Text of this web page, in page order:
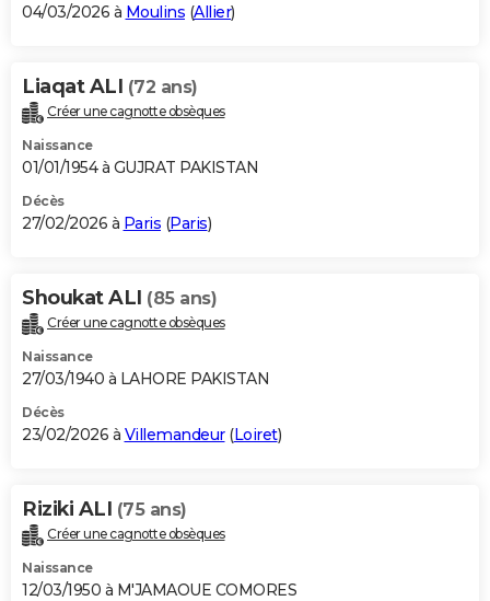
04/03/2026 à Moulins (Allier)
Liaqat ALI (72 ans)
Créer une cagnotte obsèques
Naissance
01/01/1954 à GUJRAT PAKISTAN
Décès
27/02/2026 à Paris (Paris)
Shoukat ALI (85 ans)
Créer une cagnotte obsèques
Naissance
27/03/1940 à LAHORE PAKISTAN
Décès
23/02/2026 à Villemandeur(Loiret)
Riziki ALI (75 ans)
Créer une cagnotte obsèques
Naissance
12/03/1950 à M'JAMAOUE COMORES